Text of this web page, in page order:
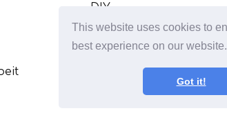
This website uses cookies to
best experience on our website.
Got it!
DIY
Wachsende
Balkongärtung
Kulinarische Kräuter
Alle Kategorien